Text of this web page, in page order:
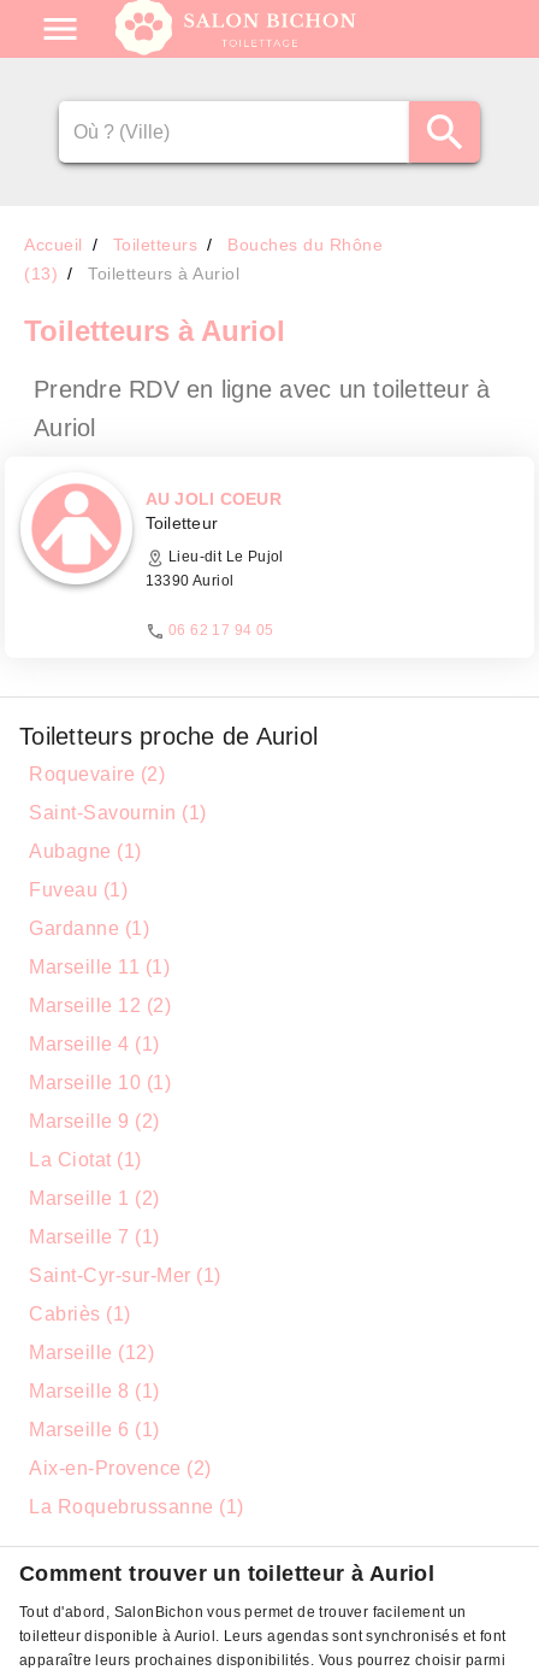
Accueil Toiletteurs
Bouches du Rhône
(13)
Toiletteurs à Auriol
Toiletteurs à Auriol
Prendre RDV en ligne avec un toiletteur à
Auriol
AU JOLI COEUR
Toiletteur
Lieu-dit Le Pujol
13390 Auriol
06 62 17 94 05
Toiletteurs proche de Auriol
Roquevaire (2)
Saint-Savournin (1)
Aubagne (1)
Fuveau (1)
Gardanne (1)
Marseille 11 (1)
Marseille 12 (2)
Marseille 4 (1)
Marseille 10 (1)
Marseille 9 (2)
La Ciotat (1)
Marseille 1 (2)
Marseille 7 (1)
Saint-Cyr-sur-Mer (1)
Cabriès (1)
Marseille (12)
Marseille 8 (1)
Marseille 6 (1)
Aix-en-Provence (2)
La Roquebrussanne (1)
Comment trouver un toiletteur à Auriol
Tout d'abord, SalonBichon vous permet de trouver facilement un
toiletteur disponible à Auriol. Leurs agendas sont synchronisés et font
apparaître leurs prochaines disponibilités. Vous pourrez choisir parmi